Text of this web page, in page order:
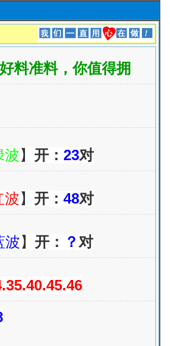
料准料，你值得拥
波】 开： 23对
波】 开： 48对
波】 开： ？ 对